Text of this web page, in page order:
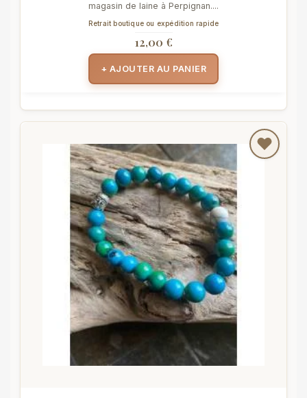
magasin de laine à Perpignan....
Retrait boutique ou expédition rapide
12,00 €
+ AJOUTER AU PANIER